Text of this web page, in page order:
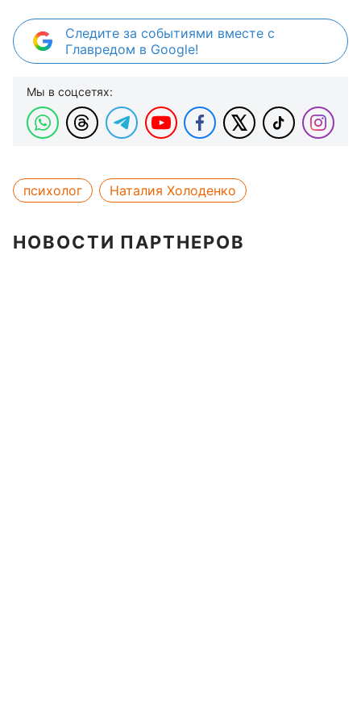
Следите за событиями вместе с
Главредом в Google!
Мы в соцсетях:
психолог Наталия Холоденко
НОВОСТИ ПАРТНЕРОВ